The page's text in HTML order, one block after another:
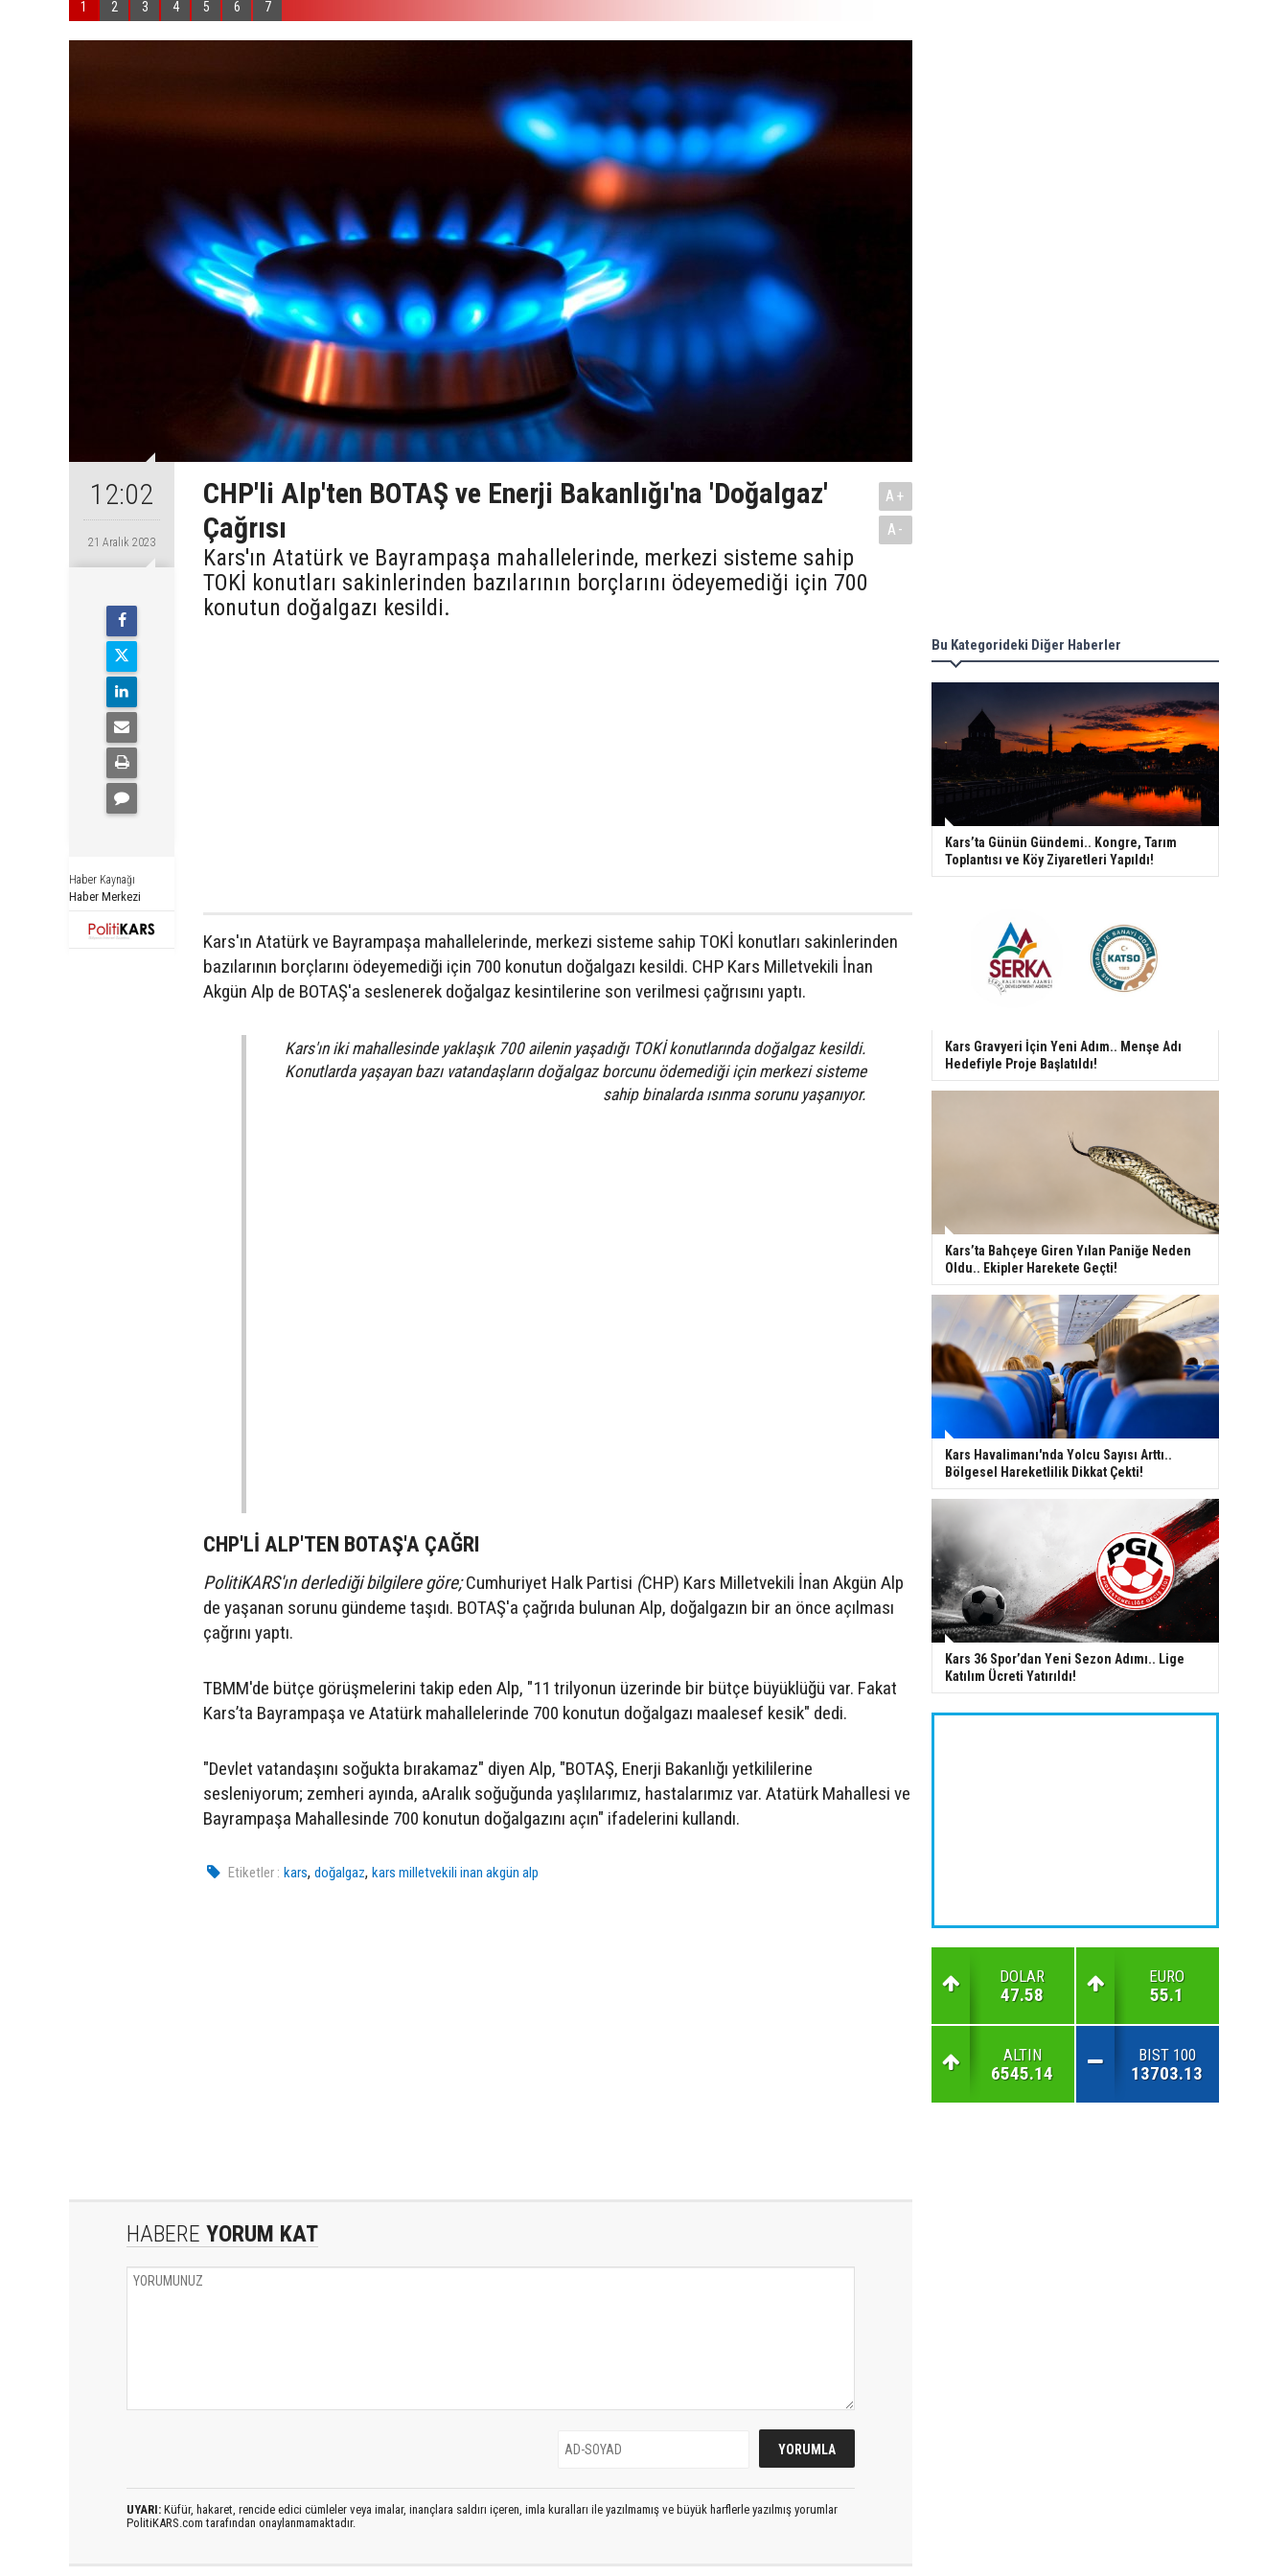
1 2 3 4 5 6 7
12:02
21 Aralık 2023
Haber Kaynağı
Haber Merkezi
CHP'li Alp'ten BOTAŞ ve Enerji Bakanlığı'na 'Doğalgaz'
Çağrısı
Kars'ın Atatürk ve Bayrampaşa mahallelerinde, merkezi sisteme sahip
TOKİ konutları sakinlerinden bazılarının borçlarını ödeyemediği için 700
konutun doğalgazı kesildi.
A+
A-
Kars'ın Atatürk ve Bayrampaşa mahallelerinde, merkezi sisteme sahip TOKİ konutları sakinlerinden
bazılarının borçlarını ödeyemediği için 700 konutun doğalgazı kesildi. CHP Kars Milletvekili İnan
Akgün Alp de BOTAŞ'a seslenerek doğalgaz kesintilerine son verilmesi çağrısını yaptı.
Kars'ın iki mahallesinde yaklaşık 700 ailenin yaşadığı TOKİ konutlarında doğalgaz kesildi.
Konutlarda yaşayan bazı vatandaşların doğalgaz borcunu ödemediği için merkezi sisteme
sahip binalarda ısınma sorunu yaşanıyor.
CHP'Lİ ALP'TEN BOTAŞ'A ÇAĞRI
PolitiKARS'ın derlediği bilgilere göre;Cumhuriyet Halk Partisi (CHP) Kars Milletvekili İnan Akgün Alp
de yaşanan sorunu gündeme taşıdı. BOTAŞ'a çağrıda bulunan Alp, doğalgazın bir an önce açılması
çağrını yaptı.
TBMM'de bütçe görüşmelerini takip eden Alp, "11 trilyonun üzerinde bir bütçe büyüklüğü var. Fakat
Kars’ta Bayrampaşa ve Atatürk mahallelerinde 700 konutun doğalgazı maalesef kesik" dedi.
"​Devlet vatandaşını soğukta bırakamaz" diyen Alp, "BOTAŞ, Enerji Bakanlığı yetkililerine
sesleniyorum; zemheri ayında, aAralık soğuğunda yaşlılarımız, hastalarımız var. Atatürk Mahallesi ve
Bayrampaşa Mahallesinde 700 konutun doğalgazını açın" ifadelerini kullandı.
Etiketler : kars,doğalgaz,kars milletvekili inan akgün alp
HABERE YORUM KAT
UYARI: Küfür, hakaret, rencide edici cümleler veya imalar, inançlara saldırı içeren, imla kuralları ile yazılmamış ve büyük harflerle yazılmış yorumlar
PolitiKARS.com tarafından onaylanmamaktadır.
Bu Kategorideki Diğer Haberler
Kars’ta Günün Gündemi.. Kongre, Tarım
Toplantısı ve Köy Ziyaretleri Yapıldı!
Kars Gravyeri İçin Yeni Adım.. Menşe Adı
Hedefiyle Proje Başlatıldı!
Kars’ta Bahçeye Giren Yılan Paniğe Neden
Oldu.. Ekipler Harekete Geçti!
Kars Havalimanı'nda Yolcu Sayısı Arttı..
Bölgesel Hareketlilik Dikkat Çekti!
Kars 36 Spor’dan Yeni Sezon Adımı.. Lige
Katılım Ücreti Yatırıldı!
DOLAR
47.58
EURO
55.1
ALTIN
6545.14
BIST 100
13703.13